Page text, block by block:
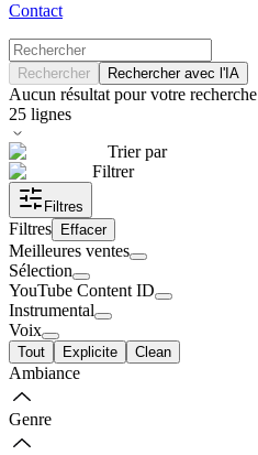
Contact
Rechercher Rechercher avec l'IA
Aucun résultat pour votre recherche
25 lignes
Trier par
Filtrer
Filtres
Filtres Effacer
Meilleures ventes
Sélection
YouTube Content ID
Instrumental
Voix
Tout Explicite Clean
Ambiance
Genre